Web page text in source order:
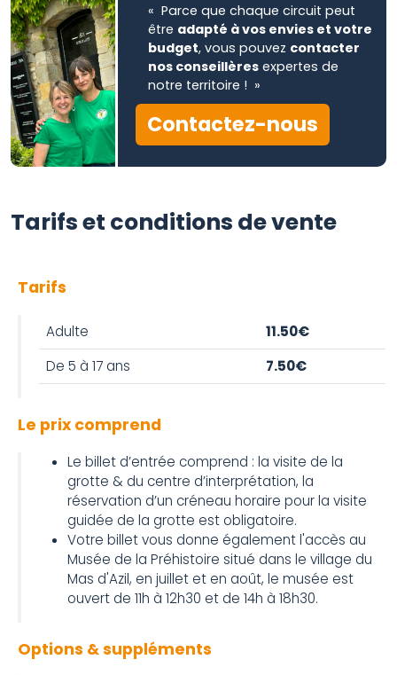
« Parce que chaque circuit peut
être adapté à vos envies et votre
budget, vous pouvez contacter
nos conseillères expertes de
notre territoire ! »
Contactez-nous
Tarifs et conditions de vente
Tarifs
Adulte
11.50€
De 5 à 17 ans
7.50€
Le prix comprend
Le billet d’entrée comprend : la visite de la
grotte & du centre d’interprétation, la
réservation d’un créneau horaire pour la visite
guidée de la grotte est obligatoire.
Votre billet vous donne également l'accès au
Musée de la Préhistoire situé dans le village du
Mas d'Azil, en juillet et en août, le musée est
ouvert de 11h à 12h30 et de 14h à 18h30.
Options & suppléments